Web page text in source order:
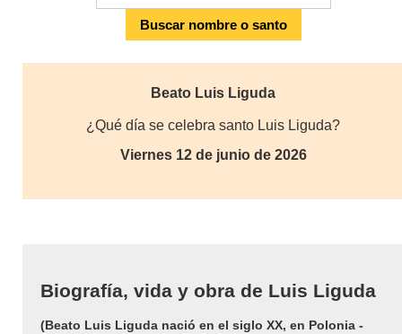
Beato Luis Liguda
¿Qué día se celebra santo Luis Liguda?
Viernes 12 de junio de 2026
Biografía, vida y obra de Luis Liguda
(Beato Luis Liguda nació en el siglo XX, en Polonia -